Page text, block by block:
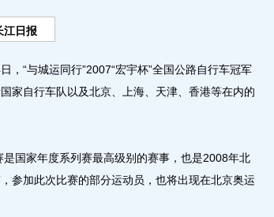
江日报
“与城运同行”2007“宏宇杯”全国公路自行车冠军
家自行车队以及北京、上海、天津、香港等在内的
家年度系列赛最高级别的赛事，也是2008年北
参加此次比赛的部分运动员，也将出现在北京奥运